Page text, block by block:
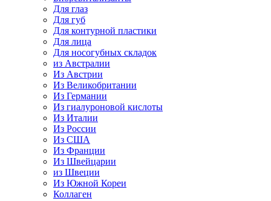
Для глаз
Для губ
Для контурной пластики
Для лица
Для носогубных складок
из Австралии
Из Австрии
Из Великобритании
Из Германии
Из гиалуроновой кислоты
Из Италии
Из России
Из США
Из Франции
Из Швейцарии
из Швеции
Из Южной Кореи
Коллаген